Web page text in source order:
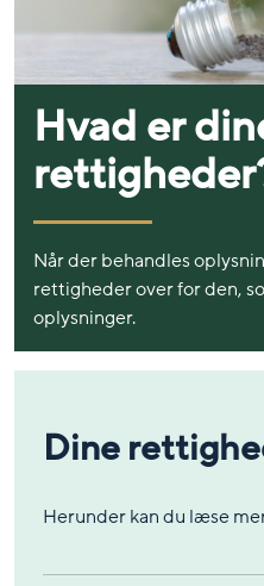
Hvad er
Når der behandles
rettigheder over for den,
oplysninger.
Dine
Herunder kan du læse